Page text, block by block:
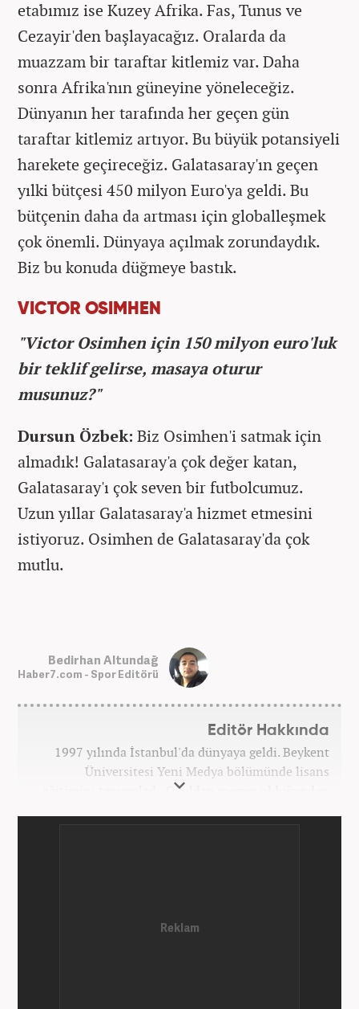
etabımız ise Kuzey Afrika. Fas, Tunus ve
Cezayir'den başlayacağız. Oralarda da
muazzam bir taraftar kitlemiz var. Daha
sonra Afrika'nın güneyine yöneleceğiz.
Dünyanın her tarafında her geçen gün
taraftar kitlemiz artıyor. Bu büyük potansiyeli
harekete geçireceğiz. Galatasaray'ın geçen
yılki bütçesi 450 milyon Euro'ya geldi. Bu
bütçenin daha da artması için globalleşmek
çok önemli. Dünyaya açılmak zorundaydık.
Biz bu konuda düğmeye bastık.
VICTOR OSIMHEN
"Victor Osimhen için 150 milyon euro'luk
bir teklif gelirse, masaya oturur
musunuz?"
Dursun Özbek: Biz Osimhen'i satmak için
almadık! Galatasaray'a çok değer katan,
Galatasaray'ı çok seven bir futbolcumuz.
Uzun yıllar Galatasaray'a hizmet etmesini
istiyoruz. Osimhen de Galatasaray'da çok
mutlu.
Bedirhan Altundağ
Haber7.com - Spor Editörü
Editör Hakkında
1997 yılında İstanbul'da dünyaya geldi. Beykent
Üniversitesi Yeni Medya bölümünde lisans
eğitimini tamamladı. Okuldan mezun olduğundan